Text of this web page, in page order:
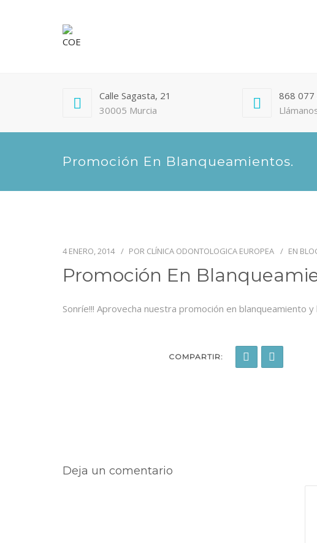
Calle Sagasta, 21
30005 Murcia
868 077
Promoción En Blanqueamientos.
4 ENERO, 2014 POR CLÍNICA ODONTOLOGICA EUROPEA EN
Promoción En
Sonríe!!! Aprovecha nuestra promoción en blanqueamiento y
COMPARTIR:
Deja un comentario